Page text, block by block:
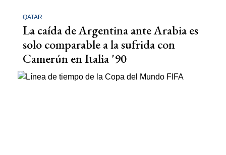
QATAR
La caída de Argentina ante Arabia es
solo comparable a la sufrida con
Camerún en Italia '90